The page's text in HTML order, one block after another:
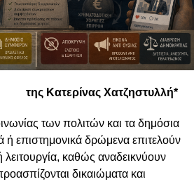
της Κατερίνας Χατζηστυλλή*
των πολιτών και τα δημόσια
ή επιστημονικά δρώμενα επιτελούν
καθώς αναδεικνύουν
δικαιώματα και